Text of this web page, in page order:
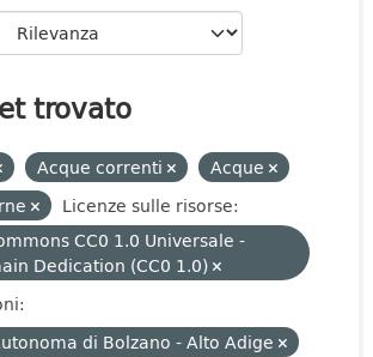
trovato
Acque correnti
Acque
Licenze sulle risorse:
CC0 1.0 Universale -
Dedication (CC0 1.0)
di Bolzano - Alto Adige